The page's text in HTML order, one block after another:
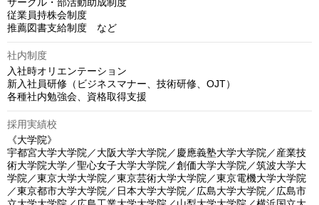
従業員持株会制度
推薦図書支給制度　など
社内制度
入社時オリエンテーション
新入社員研修（ビジネスマナー、技術研修、OJT）
各種社内勉強会、資格取得支援
採用実績校
《大学院》
宇都宮大学大学院／大阪大学大学院／慶應義塾大学大学院／産業技
術大学院大学／聖心女子大学大学院／創価大学大学院／筑波大学大
学院／東京大学大学院／東京芸術大学大学院／東京電機大学大学院
／東京都市大学大学院／日本大学大学院／広島大学大学院／広島市